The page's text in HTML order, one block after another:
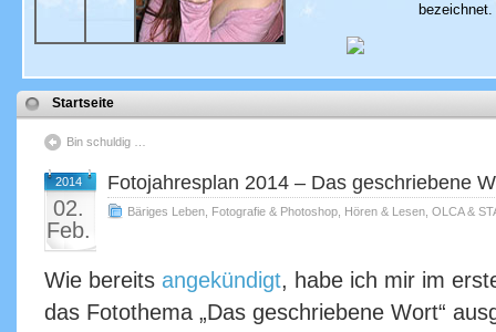
bezeichnet.
Startseite
Bin schuldig …
2014
02.
Feb.
Fotojahresplan 2014 – Das geschriebene
Bäriges Leben, Fotografie & Photoshop, Hören & Lesen, OLCA &
Wie bereits angekündigt, habe ich mir im
das Fotothema „Das geschriebene Wort“